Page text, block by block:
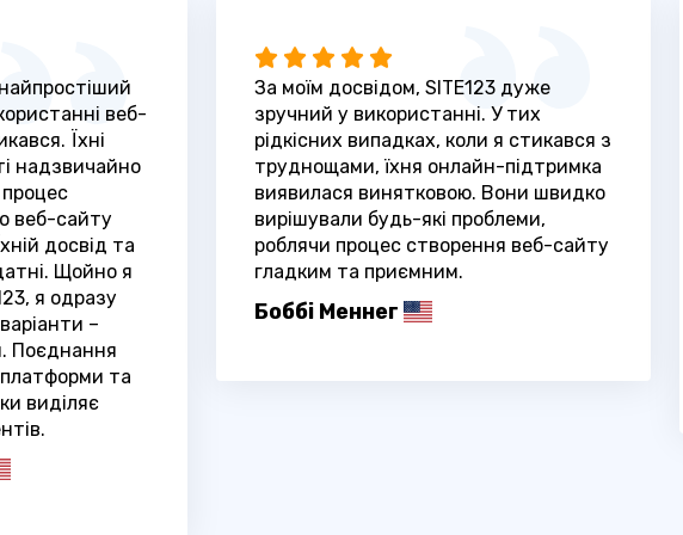
веб-
Їхні
надзвичайно
веб-сайту
досвід та
Щойно я
я одразу
–
Поєднання
платформи та
виділяє
За моїм досвідом, SITE123 дуже
зручний у використанні. У тих
рідкісних випадках, коли я стикався з
труднощами, їхня онлайн-підтримка
виявилася винятковою. Вони швидко
вирішували будь-які проблеми,
роблячи процес створення веб-сайту
гладким та приємним.
Боббі Меннег